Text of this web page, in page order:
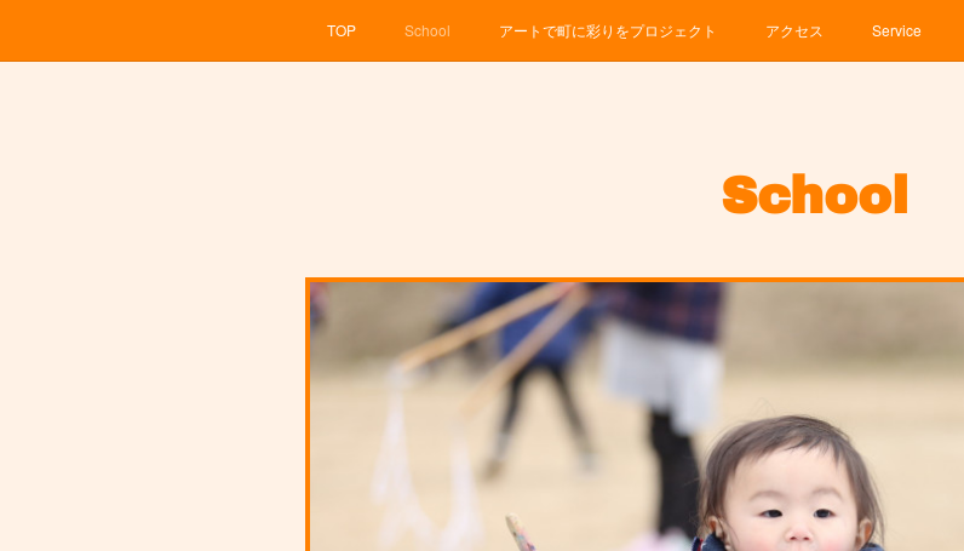
TOP School アートで町に彩りをプロジェクト アクセス Service
School